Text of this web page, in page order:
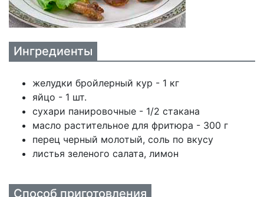
Ингредиенты
желудки бройлерный кур - 1 кг
яйцо - 1 шт.
сухари панировочные - 1/2 стакана
масло растительное для фритюра - 300 г
перец черный молотый, соль по вкусу
листья зеленого салата, лимон
Способ приготовления